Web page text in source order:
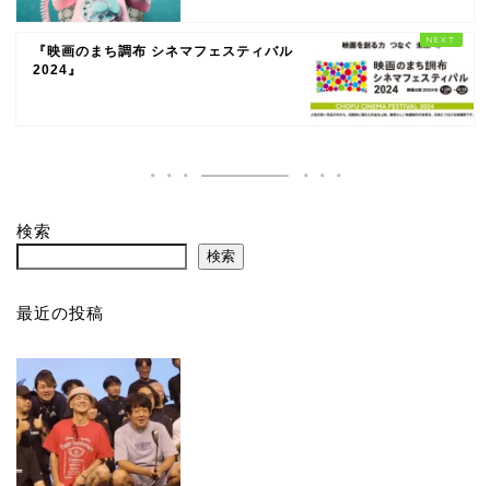
『映画のまち調布 シネマフェスティバル
2024』
検索
検索
最近の投稿